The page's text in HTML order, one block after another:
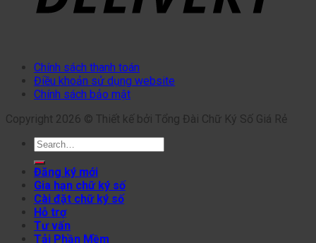
Chính sách thanh toán
Điều khoản sử dụng website
Chính sách bảo mật
Copyright 2026 © Thiết kế bởi Tổng Đài Chữ Ký Số Giá Rẻ
Search
for:
Đăng ký mới
Gia hạn chữ ký số
Cài đặt chữ ký số
Hỗ trợ
Tư vấn
Tải Phần Mềm